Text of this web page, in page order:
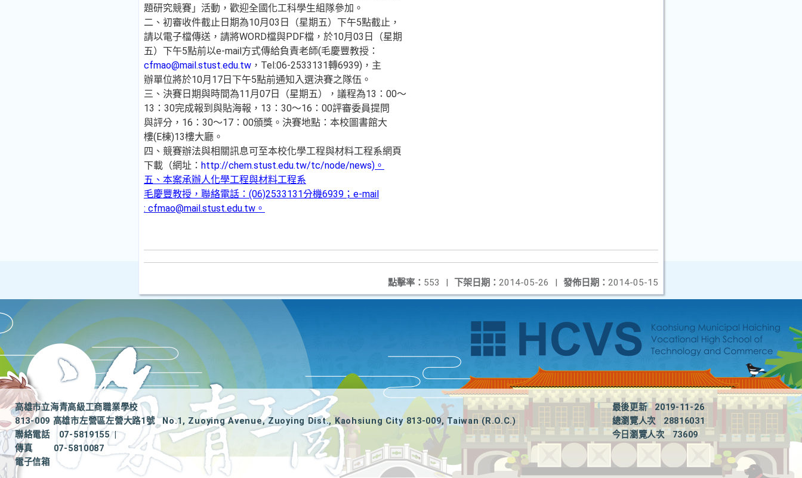
題研究競賽」活動，歡迎全國化工科學生組隊參加。
二、初審收件截止日期為10月03日（星期五）下午5點截止，
請以電子檔傳送，請將WORD檔與PDF檔，於10月03日（星期
五）下午5點前以e-mail方式傳給負責老師(毛慶豐教授：
cfmao@mail.stust.edu.tw ，Tel:06-2533131轉6939)，主
辦單位將於10月17日下午5點前通知入選決賽之隊伍。
三、決賽日期與時間為11月07日（星期五），議程為13：00～
13：30完成報到與貼海報，13：30～16：00評審委員提問
與評分，16：30～17：00頒獎。決賽地點：本校圖書館大
樓(E棟)13樓大廳。
四、競賽辦法與相關訊息可至本校化學工程與材料工程系網頁
下載（網址： http://chem.stust.edu.tw/tc/node/news)。
五、本案承辦人化學工程與材料工程系
毛慶豐教授，聯絡電話：(06)2533131分機6939；e-mail
: cfmao@mail.stust.edu.tw 。
發佈日期： 2014-05-15
下架日期： 2014-05-26 |
點擊率： 553 |
高雄市立海青高級工商職業學校
813-009 高雄市左營區左營大路1號
No.1, Zuoying Avenue, Zuoying Dist., Kaohsiung City 813-009, Taiwan (R.O.C.)
聯絡電話
07-5819155
|
傳真
07-5810087
電子信箱
最後更新
2019-11-26
總瀏覽人次
28816031
今日瀏覽人次
73609